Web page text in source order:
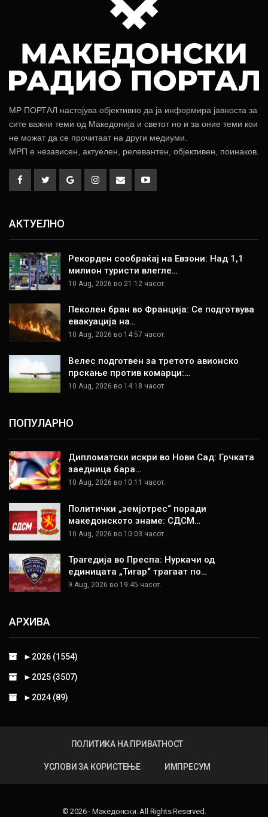
МР ПОРТАЛ настојува објективно да ја информира јавноста за
сите важни теми од Македонија и светот но и за оние теми кои
не можат да се прочитаат на други медиуми.
МРП е независен, актуелен, релевантен, објективен, поинаков.
АКТУЕЛНО
Рекорден сообраќај на Евзони: Над 1,1
милион туристи влегле…
10 Aug, 2026 во 21:12 часот.
Пеколен бран во Франција: Се подготвува
евакуација на…
10 Aug, 2026 во 14:57 часот.
Велес подготвен за третото авионско
прскање против комарци:…
10 Aug, 2026 во 14:18 часот.
ПОПУЛАРНО
Дипломатски искри во Нови Сад: Грчката
заедница бара…
10 Aug, 2026 во 10:11 часот.
Политички „земјотрес“ поради
македонското знаме: СДСМ…
10 Aug, 2026 во 10:03 часот.
Трагедија во Преспа: Нуркачи од
единицата „Тигар“ трагаат по…
9 Aug, 2026 во 19:45 часот.
АРХИВА
► 2026 (1554)
► 2025 (3507)
► 2024 (89)
ПОЛИТИКА НА ПРИВАТНОСТ
УСЛОВИ ЗА КОРИСТЕЊЕ ИМПРЕСУМ
© 2026 - Македонски. All Rights Reserved.